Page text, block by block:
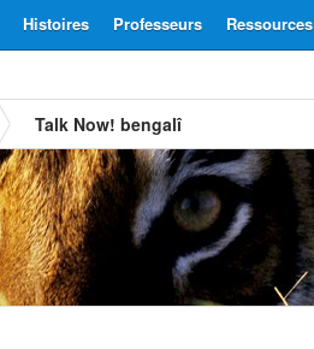
Ressources
Professeurs
Histoires
Talk Now! bengalî